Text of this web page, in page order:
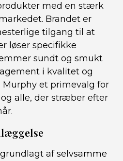
med en stærk
Brandet er
tilgang til at
løser specifikke
sundt og smukt
i kvalitet og
Murphy et primevalg for
alle, der stræber efter
af selvsamme